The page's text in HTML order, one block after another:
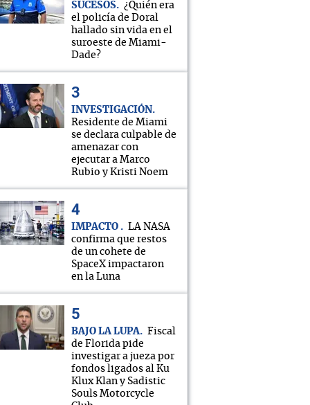
SUCESOS
¿Quién era
el policía de Doral
hallado sin vida en el
suroeste de Miami-
Dade?
INVESTIGACIÓN
Residente de Miami
se declara culpable de
amenazar con
ejecutar a Marco
Rubio y Kristi Noem
IMPACTO
LA NASA
confirma que restos
de un cohete de
SpaceX impactaron
en la Luna
BAJO LA LUPA
Fiscal
de Florida pide
investigar a jueza por
fondos ligados al Ku
Klux Klan y Sadistic
Souls Motorcycle